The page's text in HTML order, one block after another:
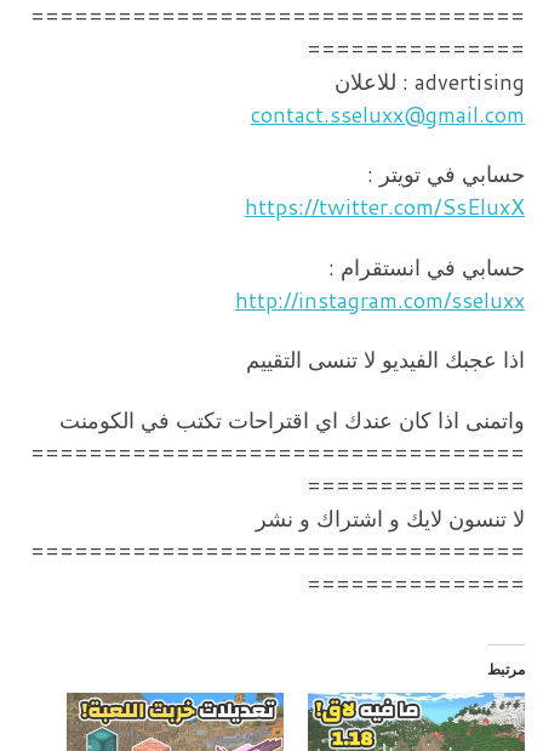
==================================
===============
advertising : للاعلان
contact.sseluxx@gmail.com
حسابي في تويتر :
https://twitter.com/SsEluxX
حسابي في انستقرام :
http://instagram.com/sseluxx
اذا عجبك الفيديو لا تنسى التقييم
واتمنى اذا كان عندك اي اقتراحات تكتب في الكومنت
==================================
===============
لا تنسون لايك و اشتراك و نشر
==================================
===============
مرتبط